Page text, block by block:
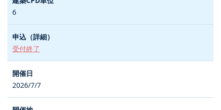
6
受付終了
2026/7/7